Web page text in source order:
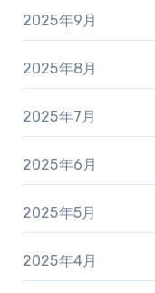
2025年9月
2025年8月
2025年7月
2025年6月
2025年5月
2025年4月